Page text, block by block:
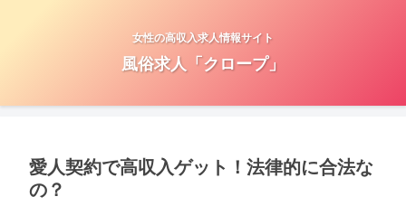
女性の高収入求人情報サイト
風俗求人「クロープ」
愛人契約で高収入ゲット！法律的に合法な
の？